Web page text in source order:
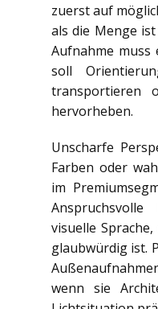
zuerst auf
als die Menge ist
Aufnahme muss
soll
transportieren
hervorheben.
Unscharfe
Farben oder
im
visuelle
glaubwürdig ist.
wenn sie